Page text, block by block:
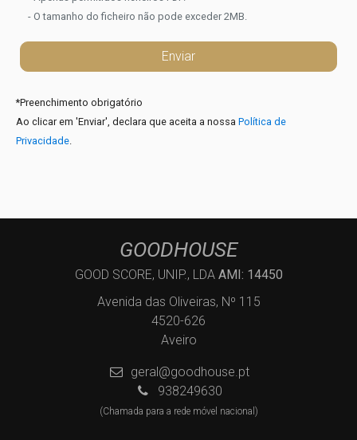
- O tamanho do ficheiro não pode exceder 2MB.
*Preenchimento obrigatório
Ao clicar em 'Enviar', declara que aceita a nossa Política de
Privacidade
GOODHOUSE
GOOD SCORE, UNIP., LDA AMI: 14450
Avenida das Oliveiras, Nº 115
4520-626
Aveiro
geral@goodhouse.pt
938249630
(Chamada para a rede móvel nacional)